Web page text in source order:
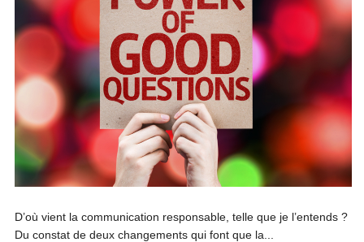
D’où vient la communication responsable, telle que je l’entends ?
Du constat de deux changements qui font que la...